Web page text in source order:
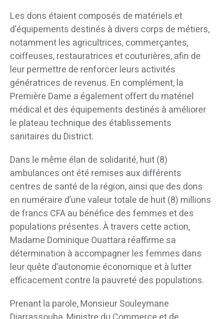
Les dons étaient composés de matériels et
d’équipements destinés à divers corps de métiers,
notamment les agricultrices, commerçantes,
coiffeuses, restauratrices et couturières, afin de
leur permettre de renforcer leurs activités
génératrices de revenus. En complément, la
Première Dame a également offert du matériel
médical et des équipements destinés à améliorer
le plateau technique des établissements
sanitaires du District.
Dans le même élan de solidarité, huit (8)
ambulances ont été remises aux différents
centres de santé de la région, ainsi que des dons
en numéraire d’une valeur totale de huit (8) millions
de francs CFA au bénéfice des femmes et des
populations présentes. À travers cette action,
Madame Dominique Ouattara réaffirme sa
détermination à accompagner les femmes dans
leur quête d’autonomie économique et à lutter
efficacement contre la pauvreté des populations.
Prenant la parole, Monsieur Souleymane